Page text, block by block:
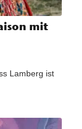
mit
Lamberg ist